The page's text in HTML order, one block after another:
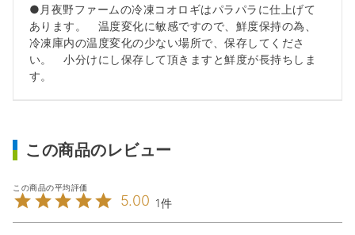
●月夜野ファームの冷凍コオロギはパラパラに仕上げて
あります。 温度変化に敏感ですので、鮮度保持の為、
冷凍庫内の温度変化の少ない場所で、保存してくださ
い。 小分けにし保存して頂きますと鮮度が長持ちしま
す。
この商品のレビュー
5.00 1